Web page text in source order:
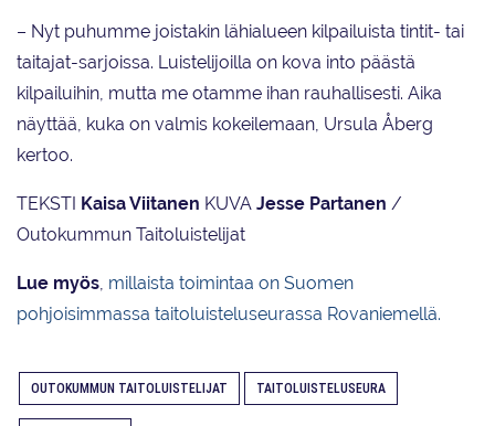
– Nyt puhumme joistakin lähialueen kilpailuista tintit- tai
taitajat-sarjoissa. Luistelijoilla on kova into päästä
kilpailuihin, mutta me otamme ihan rauhallisesti. Aika
näyttää, kuka on valmis kokeilemaan, Ursula Åberg
kertoo.
TEKSTI Kaisa Viitanen KUVA Jesse Partanen /
Outokummun Taitoluistelijat
Lue myös, millaista toimintaa on Suomen
pohjoisimmassa taitoluisteluseurassa Rovaniemellä.
OUTOKUMMUN TAITOLUISTELIJAT TAITOLUISTELUSEURA